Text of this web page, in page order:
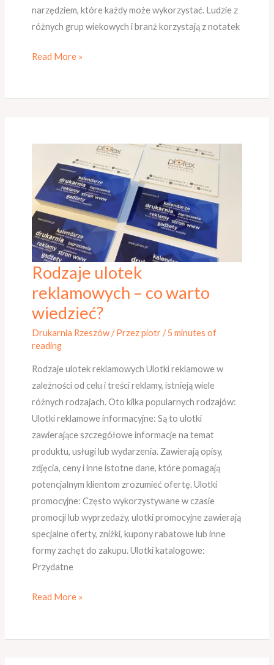
narzędziem, które każdy może wykorzystać. Ludzie z
różnych grup wiekowych i branż korzystają z notatek
Read More »
Rodzaje ulotek
reklamowych – co warto
wiedzieć?
Drukarnia Rzeszów/ Przezpiotr/5 minutes of
reading
Rodzaje ulotek reklamowych Ulotki reklamowe w
zależności od celu i treści reklamy, istnieją wiele
różnych rodzajach. Oto kilka popularnych rodzajów:
Ulotki reklamowe informacyjne: Są to ulotki
zawierające szczegółowe informacje na temat
produktu, usługi lub wydarzenia. Zawierają opisy,
zdjęcia, ceny i inne istotne dane, które pomagają
potencjalnym klientom zrozumieć ofertę. Ulotki
promocyjne: Często wykorzystywane w czasie
promocji lub wyprzedaży, ulotki promocyjne zawierają
specjalne oferty, zniżki, kupony rabatowe lub inne
formy zachęt do zakupu. Ulotki katalogowe:
Przydatne
Rodzaje
ulotek
–
co
warto
wiedzieć?
Read More »